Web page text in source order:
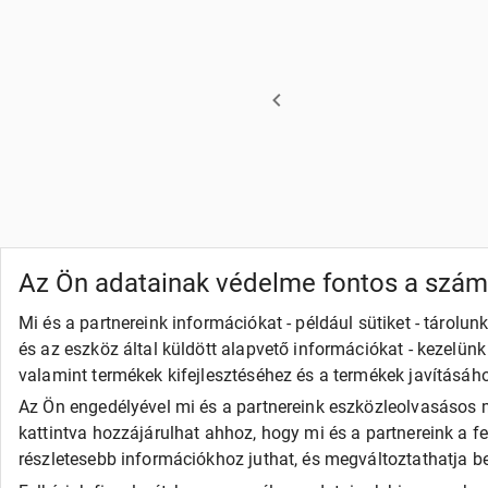
Az Ön adatainak védelme fontos a
Mi és a partnereink információkat - például sütiket -
és az eszköz által küldött alapvető információkat -
valamint termékek kifejlesztéséhez és a termékek
Az Ön engedélyével mi és a partnereink
kattintva hozzájárulhat ahhoz, hogy mi és a partnereink a
részletesebb információkhoz juthat, és megváltoztathatja